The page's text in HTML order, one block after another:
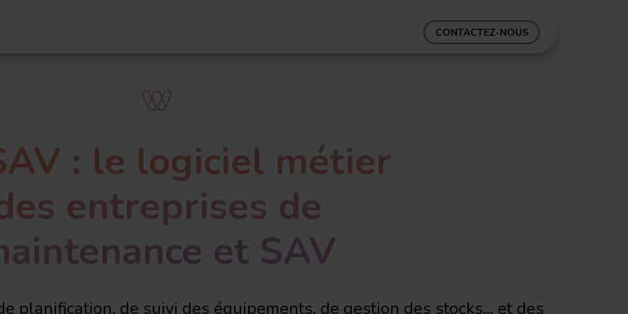
Support
CONTACTEZ-NOUS
: le logiciel métier
entreprises de
et SAV
planification, de suivi des équipements, de gestion des stocks... et des